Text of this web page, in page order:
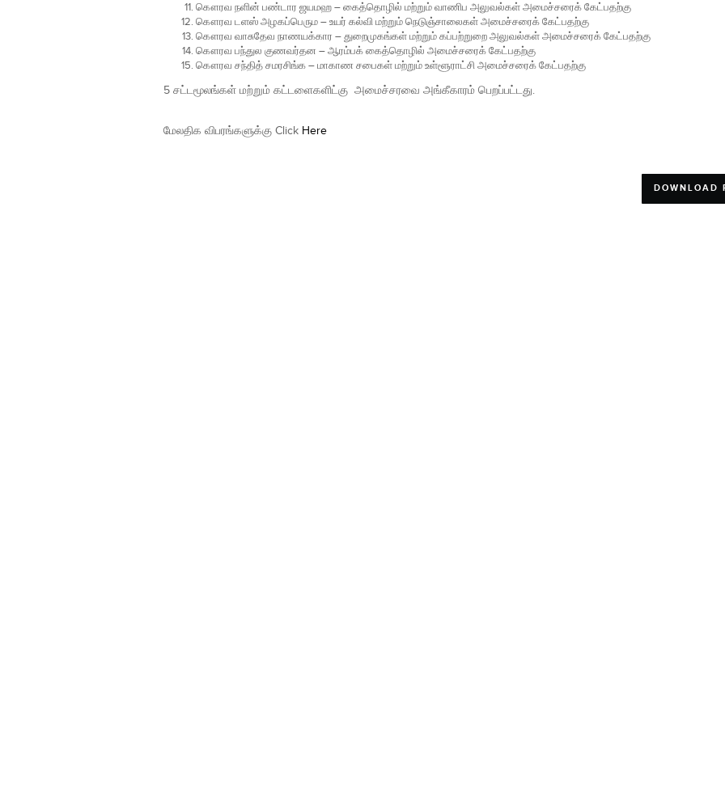
கௌரவ நளின் பண்டார ஜயமஹ – கைத்தொழில் மற்றும் வாணிப அலுவல்கள் அமைச்சரைக் கேட்பதற்கு
கௌரவ டளஸ் அழகப்பெரும – உயர் கல்வி மற்றும் நெடுஞ்சாலைகள் அமைச்சரைக் கேட்பதற்கு
கௌரவ வாசுதேவ நாணயக்கார – துறைமுகங்கள் மற்றும் கப்பற்றுறை அலுவல்கள் அமைச்சரைக் கேட்பதற்கு
கௌரவ பந்துல குணவர்தன – ஆரம்பக் கைத்தொழில் அமைச்சரைக் கேட்பதற்கு
கௌரவ சந்தித் சமரசிங்க – மாகாண சபைகள் மற்றும் உள்ளூராட்சி அமைச்சரைக் கேட்பதற்கு
5 சட்டமூலங்கள் மற்றும் கட்டளைகளிட்கு அமைச்சரவை அங்கீகாரம் பெறப்பட்டது.
மேலதிக விபரங்களுக்கு Click Here
DOWNLOAD